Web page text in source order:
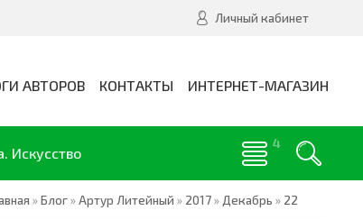
Личный кабинет
АВТОРОВ КОНТАКТЫ ИНТЕРНЕТ-МАГАЗИН
Искусство
»Блог»Артур Литейный » 2017» Декабрь » 22